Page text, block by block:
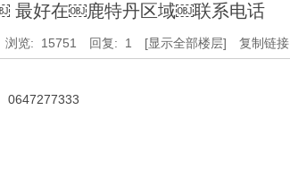
最好在￼鹿特丹区域￼联系电话
浏览: 15751 回复: 1 [显示全部楼层] 复制链接
0647277333